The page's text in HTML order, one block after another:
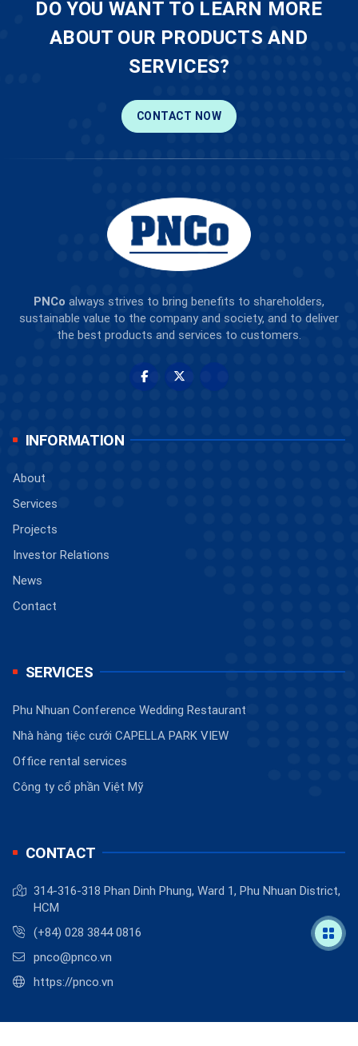
DO YOU WANT TO LEARN MORE
ABOUT OUR PRODUCTS AND
SERVICES?
CONTACT NOW
PNCo always strives to bring benefits to shareholders,
sustainable value to the company and society, and to deliver
the best products and services to customers.
INFORMATION
About
Services
Projects
Investor Relations
News
Contact
SERVICES
Phu Nhuan Conference Wedding Restaurant
Nhà hàng tiệc cưới CAPELLA PARK VIEW
Office rental services
Công ty cổ phần Việt Mỹ
CONTACT
314-316-318 Phan Dinh Phung, Ward 1, Phu Nhuan District,
HCM
(+84) 028 3844 0816
pnco@pnco.vn
https://pnco.vn